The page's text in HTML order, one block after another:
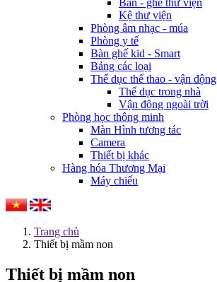
Bàn - ghế thư viện
Kệ thư viện
Phòng âm nhạc - múa
Phòng y tế
Bàn ghế kid - Smart
Bảng các loại
Thể dục thể thao - vận động
Thể dục trong nhà
Vận động ngoài trời
Phòng học thông minh
Màn Hình tương tác
Camera
Thiết bị khác
Hàng hóa Thương Mại
Máy chiếu
Trang chủ
Thiết bị mầm non
Thiết bị mầm non